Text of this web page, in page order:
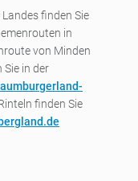
finden Sie
in
von Minden
Sie in der
finden Sie